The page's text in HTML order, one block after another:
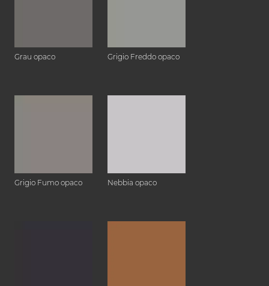
Grau opaco Grigio Freddo opaco
Grigio Fumo opaco Nebbia opaco